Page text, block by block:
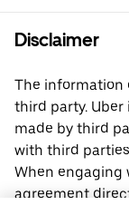
Disclaimer
The information
third party.
made by third
with third
When engaging
agreement